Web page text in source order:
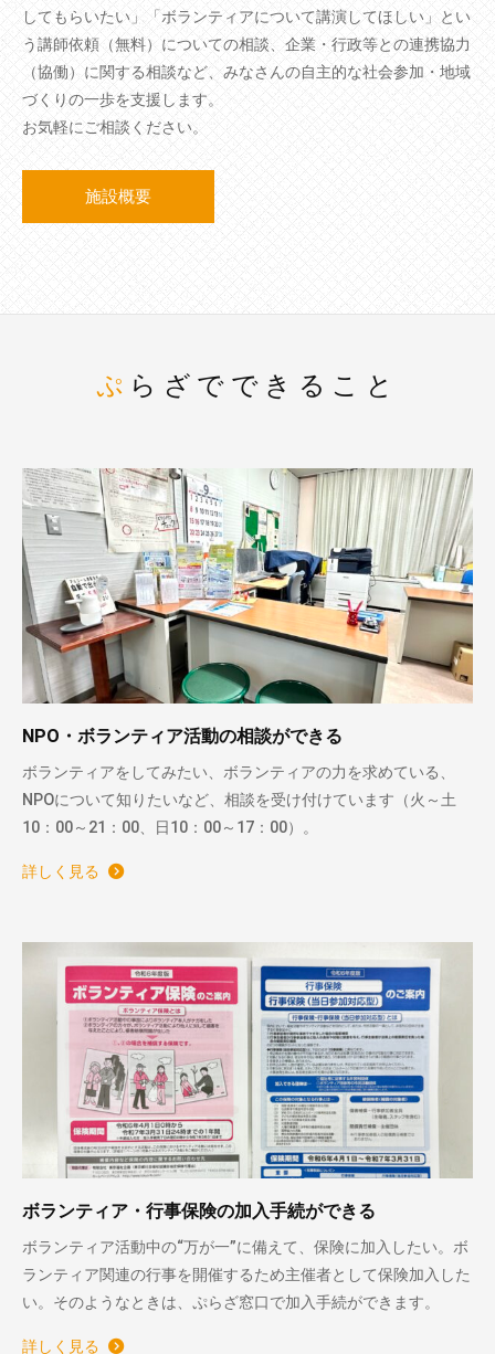
してもらいたい」「ボランティアについて講演してほしい」とい
う講師依頼（無料）についての相談、企業・行政等との連携協力
（協働）に関する相談など、みなさんの自主的な社会参加・地域
づくりの一歩を支援します。
お気軽にご相談ください。
施設概要
ぷらざでできること
NPO・ボランティア活動の相談ができる
ボランティアをしてみたい、ボランティアの力を求めている、
NPOについて知りたいなど、相談を受け付けています（火～土
10：00～21：00、日10：00～17：00）。
詳しく見る
ボランティア・行事保険の加入手続ができる
ボランティア活動中の“万が一”に備えて、保険に加入したい。ボ
ランティア関連の行事を開催するため主催者として保険加入した
い。そのようなときは、ぷらざ窓口で加入手続ができます。
詳しく見る